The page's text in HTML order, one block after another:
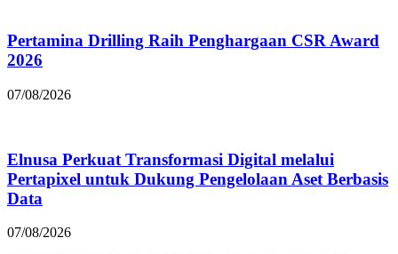
Pertamina Drilling Raih Penghargaan CSR Award
2026
07/08/2026
Elnusa Perkuat Transformasi Digital melalui
Pertapixel untuk Dukung Pengelolaan Aset Berbasis
Data
07/08/2026